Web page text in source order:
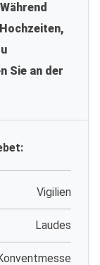
Sie an der
Vigilien
Laudes